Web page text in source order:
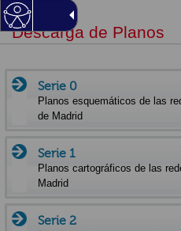
Descarga de Planos
Serie 0
Planos esquemáticos de las
de Madrid
Serie 1
Planos cartográficos de las
Madrid
Serie 2